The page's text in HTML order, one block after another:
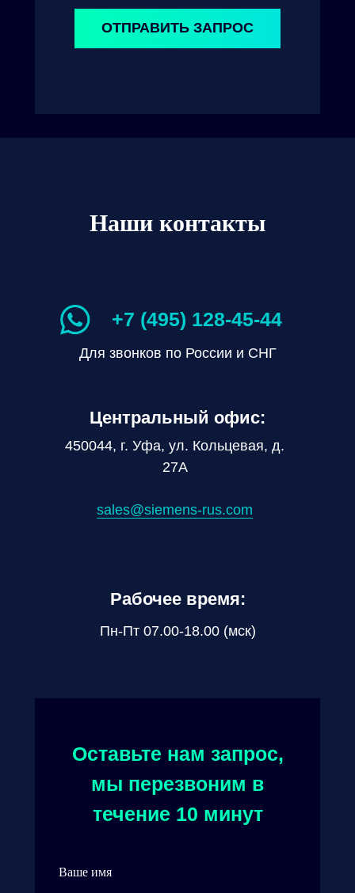
ОТПРАВИТЬ ЗАПРОС
Наши контакты
Оставьте нам запрос,
мы перезвоним в
течение 10 минут
Для звонков по России и СНГ
Ваше имя
+7 (495) 128-45-44
450044, г. Уфа, ул. Кольцевая, д.
27А
sales@siemens-rus.com
Центральный офис:
Пн-Пт 07.00-18.00 (мск)
Рабочее время: